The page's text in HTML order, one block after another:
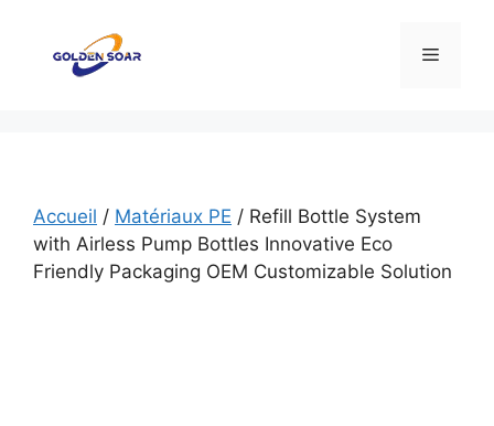
contenu
Menu
Accueil / Matériaux PE / Refill Bottle System
with Airless Pump Bottles Innovative Eco
Friendly Packaging OEM Customizable Solution